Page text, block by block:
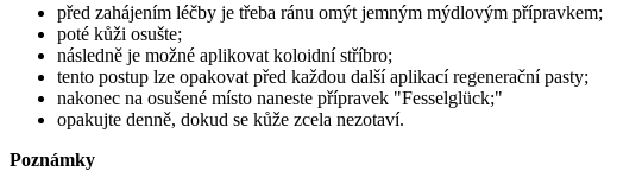
před zahájením léčby je třeba ránu omýt jemným mýdlovým přípravkem;
poté kůži osušte;
následně je možné aplikovat koloidní stříbro;
tento postup lze opakovat před každou další aplikací regenerační pasty;
nakonec na osušené místo naneste přípravek "Fesselglück;"
opakujte denně, dokud se kůže zcela nezotaví.
Poznámky